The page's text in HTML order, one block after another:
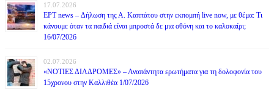
17.07.2026
ΕΡΤ news – Δήλωση της Α. Καππάτου στην εκπομπή live now, με θέμα: Τι
κάνουμε όταν τα παιδιά είναι μπροστά δε μια οθόνη και το καλοκαίρι;
16/07/2026
02.07.2026
«ΝΟΤΙΕΣ ΔΙΑΔΡΟΜΕΣ» – Αναπάντητα ερωτήματα για τη δολοφονία του
15χρονου στην Καλλιθέα 1/07/2026